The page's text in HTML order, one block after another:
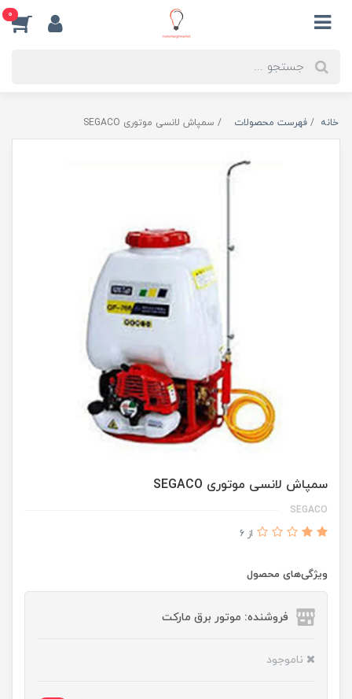
0
خانه فهرست محصولات سمپاش لانسی موتوری SEGACO
سمپاش لانسی موتوری SEGACO
SEGACO
از 6
ویژگی‌های محصول
فروشنده: موتور برق مارکت
ناموجود